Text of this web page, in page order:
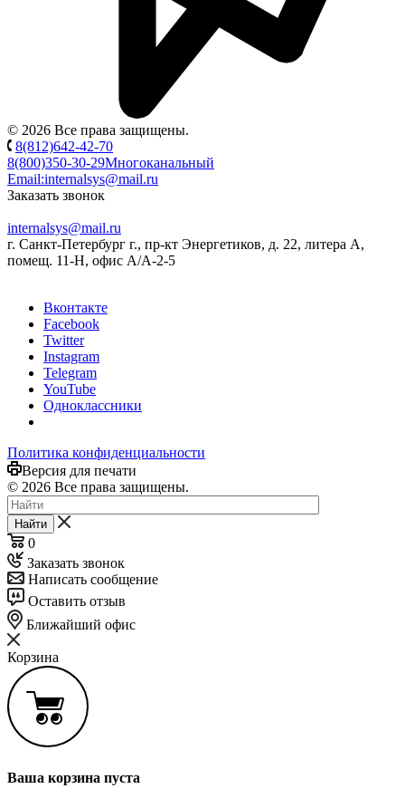
© 2026 Все права защищены.
8(812)642-42-70
8(800)350-30-29Многоканальный
Email:internalsys@mail.ru
Заказать звонок
internalsys@mail.ru
г. Санкт-Петербург г., пр-кт Энергетиков, д. 22, литера А,
помещ. 11-Н, офис А/А-2-5
Вконтакте
Facebook
Twitter
Instagram
Telegram
YouTube
Одноклассники
Политика конфиденциальности
Версия для печати
© 2026 Все права защищены.
Найти
0
Заказать звонок
Написать сообщение
Оставить отзыв
Ближайший офис
Корзина
Ваша корзина пуста